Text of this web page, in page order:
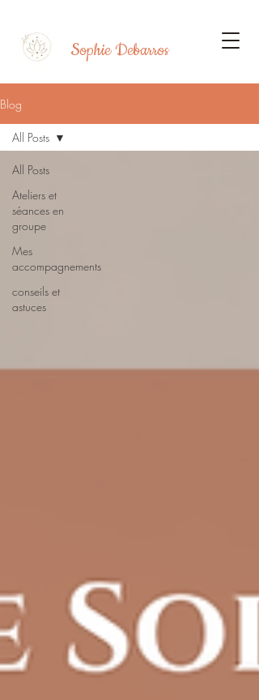
Sophie Debarros
Blog
All Posts
Ateliers et
séances en
groupe
Mes
accompagnements
conseils et
astuces
All Posts